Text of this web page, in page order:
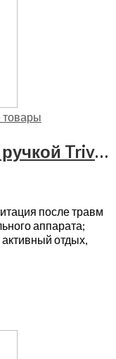
Мяч для занятий ЛФК с ручкой Trives (60 см), М-360
после травм
аппарата;
отдых,